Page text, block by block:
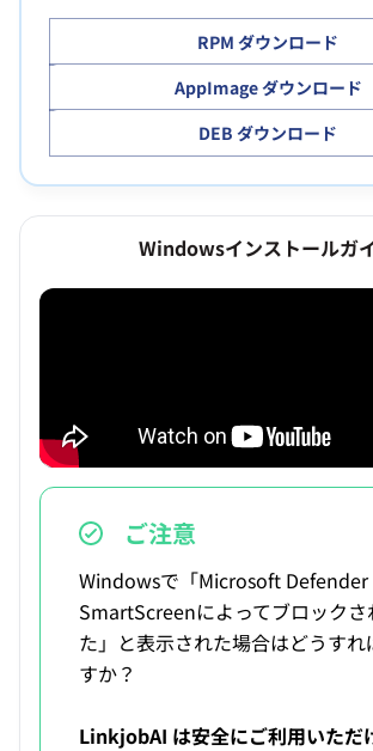
RPM ダウンロード
AppImage ダウンロード
DEB ダウンロード
Windowsインストールガ
ご注意
Windowsで「Microsoft Defender
SmartScreenによってブロックさ
た」と表示された場合はどうすれ
すか？
LinkjobAI は安全にご利用いただ